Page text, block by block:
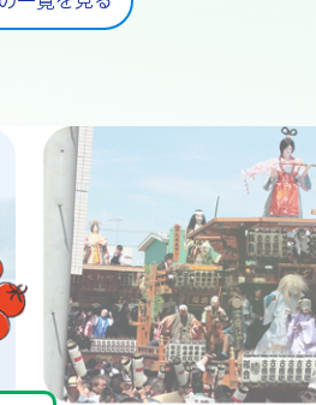
ください
（会派公明）の皆様が来庁されま
箱設置について